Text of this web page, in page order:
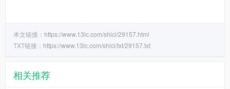
本文链接： https://www.13lc.com/shici/29157.html
TXT链接： https://www.13lc.com/shici/txt/29157.txt
相关推荐